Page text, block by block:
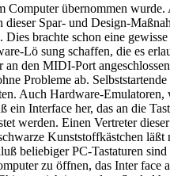
übernommen
Spar- und Design-
brachte schon eine
Lö sung schaffen, die es
den MIDI-Port
Probleme ab.
Auch Hardware-
Interface her, das an die
werden. Einen Vertreter
Kunststoffkästchen
beliebiger PC-Tastaturen
zu öffnen, das Inter face